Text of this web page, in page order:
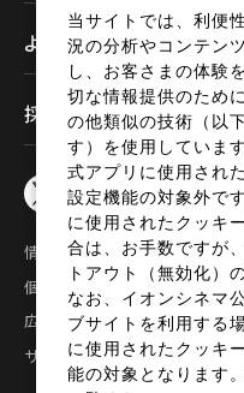
よくあるご質問
採用情報
情報セキュリティ
個人情報の取扱い
広告掲載
サイトマップ
当サイトでは、利便
況の分析やコンテン
し、お客さまの体験
切な情報提供のため
の他類似の技術（以
す）を使用していま
式アプリに使用され
設定機能の対象外で
に使用されたクッキ
合は、お手数ですが
トアウト（無効化）
なお、イオンシネマ
ブサイトを利用する
に使用されたクッキ
能の対象となります